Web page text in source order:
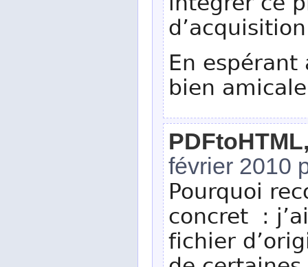
En
bien
février 2010
Pourquoi
concret :
fichier